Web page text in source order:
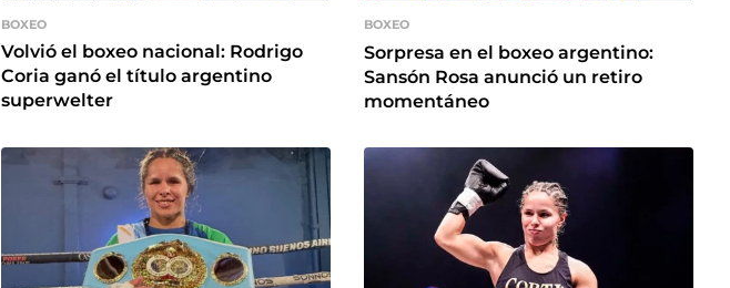
BOXEO
Volvió el boxeo nacional: Rodrigo
Coria ganó el título argentino
superwelter
BOXEO
Sorpresa en el boxeo argentino:
Sansón Rosa anunció un retiro
momentáneo